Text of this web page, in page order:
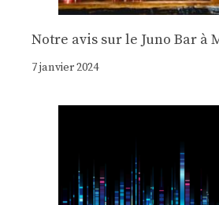
Notre avis sur le Juno Bar à
7 janvier 2024